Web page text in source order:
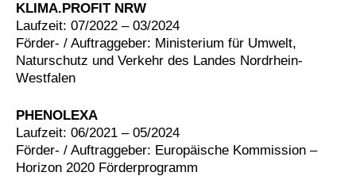
KLIMA.PROFIT NRW
Laufzeit: 07/2022 – 03/2024
Förder- / Auftraggeber: Ministerium für Umwelt,
Naturschutz und Verkehr des Landes Nordrhein-
Westfalen
PHENOLEXA
Laufzeit: 06/2021 – 05/2024
Förder- / Auftraggeber: Europäische Kommission –
Horizon 2020 Förderprogramm